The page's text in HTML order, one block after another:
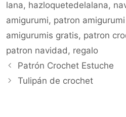
lana, hazloquetedelalana,
amigurumi, patron
amigurumis gratis, patron
patron navidad, regalo
Patrón Crochet Estuche
Tulipán de crochet